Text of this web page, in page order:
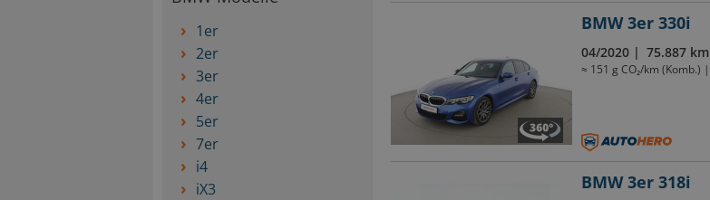
BMW 3er 330i
04/2020 75.887 km
≈ 151 g CO₂/km (Komb.)
BMW 3er 318i
1er
2er
3er
4er
5er
7er
i4
iX3